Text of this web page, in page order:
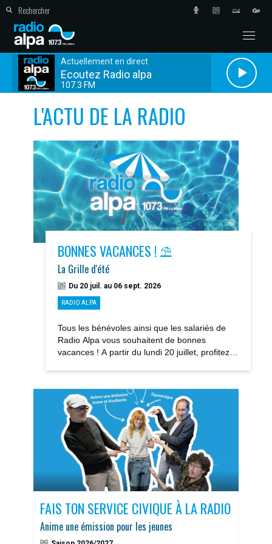
Actuellement en direct
Ecoutez Radio alpa
107.3 FM
L'ACTU DE LA RADIO
BONNES VACANCES ! ⛱️
La Grille d'été
Du 20 juil. au 06 sept. 2026
RADIO ALPA
Tous les bénévoles ainsi que les salariés de
Radio Alpa vous souhaitent de bonnes
vacances ! A partir du lundi 20 juillet, profitez
FAIS TON SERVICE CIVIQUE À LA RADIO
Anime une émission pour les jeunes